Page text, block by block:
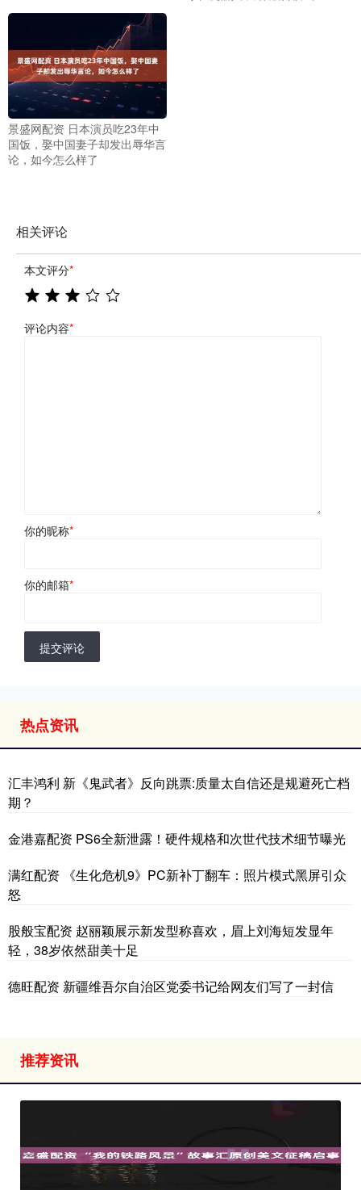
景盛网配资 日本演员吃23年中
国饭，娶中国妻子却发出辱华言
论，如今怎么样了
相关评论
本文评分*
评论内容*
你的昵称*
你的邮箱*
提交评论
热点资讯
汇丰鸿利 新《鬼武者》反向跳票:质量太自信还是规避死亡档
期？
金港嘉配资 PS6全新泄露！硬件规格和次世代技术细节曝光
满红配资 《生化危机9》PC新补丁翻车：照片模式黑屏引众
怒
股般宝配资 赵丽颖展示新发型称喜欢，眉上刘海短发显年
轻，38岁依然甜美十足
德旺配资 新疆维吾尔自治区党委书记给网友们写了一封信
推荐资讯